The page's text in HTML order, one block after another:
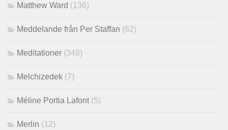
Matthew Ward (136)
Meddelande från Per Staffan (62)
Meditationer (348)
Melchizedek (7)
Méline Portia Lafont (5)
Merlin (12)